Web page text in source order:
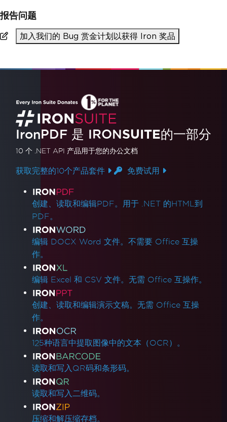
报告问题
加入我们的 Bug 赏金计划以获得 Iron 奖品
IronPDF 是 IRONSUITE的一部分
10 个 .NET API 产品 用于您的办公文档
获取完整的10个产品套件 免费试用
产品链接
创建、读取和编辑PDF。用于 .NET 的HTML到
PDF。
编辑 DOCX Word 文件。不需要 Office 互操
作。
编辑 Excel 和 CSV 文件。无需 Office 互操作。
创建、读取和编辑演示文稿。无需 Office 互操
作。
125种语言中提取图像中的文本（OCR）。
读取和写入QR码和条形码。
读取和写入二维码。
压缩和解压缩存档。